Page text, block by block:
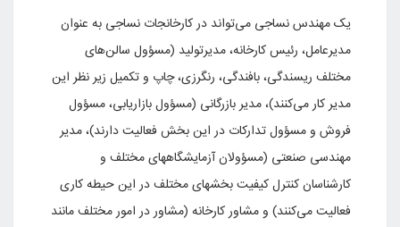
یک مهندس نساجی می‌تواند در کارخانجات نساجی به عنوان
مدیرعامل، رئیس کارخانه، مدیرتولید (مسؤول سالن‌های
مختلف ریسندگی، بافندگی، رنگرزی، چاپ و تکمیل زیر نظر این
مدیر کار می‌کنند)، مدیر بازرگانی (مسؤول بازاریابی، مسؤول
فروش و مسؤول تدارکات در این بخش فعالیت دارند)، مدیر
مهندسی صنعتی (مسؤولان آزمایشگاههای مختلف و
کارشناسان کنترل کیفیت بخشهای مختلف در این حیطه کاری
فعالیت می‌کنند) و مشاور کارخانه (مشاور در امور مختلف مانند